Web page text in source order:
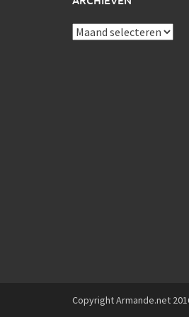
Archieven
Copyright Armande.net